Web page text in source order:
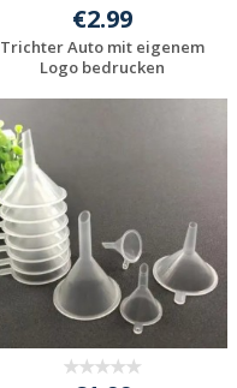
€2.99
Trichter Auto mit eigenem
Logo bedrucken